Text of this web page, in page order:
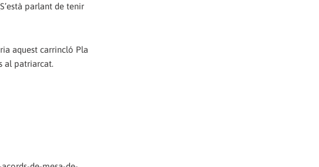
parlant de tenir
aquest carrincló Pla
al patriarcat.